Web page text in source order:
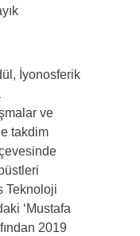
İyonosferik
ve
takdim
Teknoloji
‘Mustafa
2019